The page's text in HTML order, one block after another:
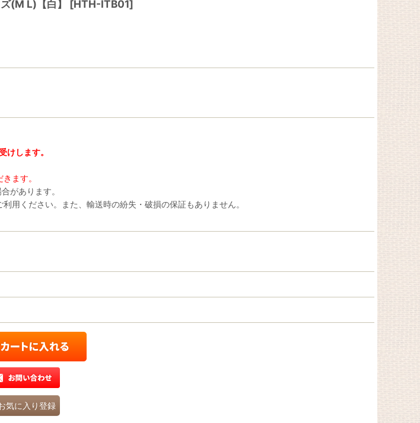
(M L)【白】 [HTH-ITB01]
します。
ます。
があります。
用ください。また、輸送時の紛失・破損の保証もありません。
気に入り登録